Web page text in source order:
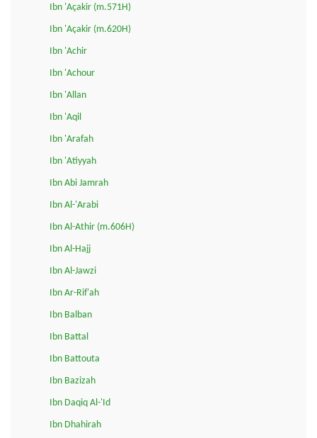
Ibn 'Açakir (m.571H)
Ibn 'Açakir (m.620H)
Ibn 'Achir
Ibn 'Achour
Ibn 'Allan
Ibn 'Aqil
Ibn 'Arafah
Ibn 'Atiyyah
Ibn Abi Jamrah
Ibn Al-'Arabi
Ibn Al-Athir (m.606H)
Ibn Al-Hajj
Ibn Al-Jawzi
Ibn Ar-Rif'ah
Ibn Balban
Ibn Battal
Ibn Battouta
Ibn Bazizah
Ibn Daqiq Al-'Id
Ibn Dhahirah